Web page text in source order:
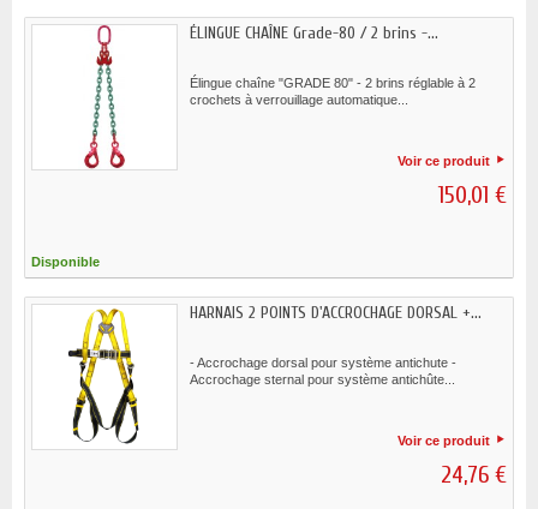
ÉLINGUE CHAÎNE Grade-80 / 2 brins -...
Élingue chaîne "GRADE 80" - 2 brins réglable à 2
crochets à verrouillage automatique...
Voir ce produit
150,01 €
Disponible
HARNAIS 2 POINTS D'ACCROCHAGE DORSAL +...
- Accrochage dorsal pour système antichute -
Accrochage sternal pour système antichûte...
Voir ce produit
24,76 €